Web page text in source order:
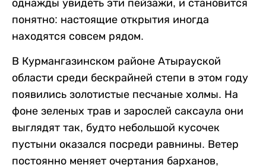
однажды увидеть эти пейзажи, и становится
понятно: настоящие открытия иногда
находятся совсем рядом.
В Курмангазинском районе Атырауской
области среди бескрайней степи в этом году
появились золотистые песчаные холмы. На
фоне зеленых трав и зарослей саксаула они
выглядят так, будто небольшой кусочек
пустыни оказался посреди равнины. Ветер
постоянно меняет очертания барханов,